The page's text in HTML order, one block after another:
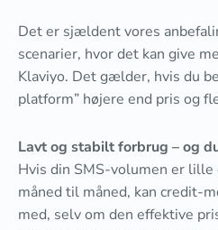
Det er sjældent vores
scenarier, hvor det kan give
Klaviyo. Det gælder, hvis du
platform” højere end pris og
Lavt og stabilt forbrug – og
Hvis din SMS-volumen er
måned til måned, kan credit-
med, selv om den effektive